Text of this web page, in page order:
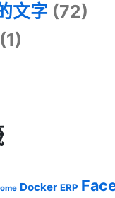
文字 (72)
(1)
Docker ERP